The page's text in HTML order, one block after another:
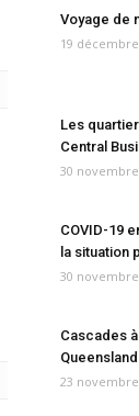
Voyage de
19 décembre
Les
Central
30 novembre
COVID-19
la situation
30 novembre
Cascades
23 novembre